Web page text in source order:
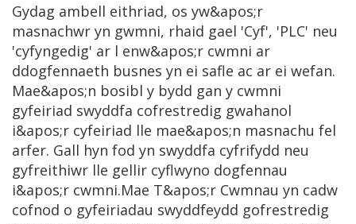
Gydag ambell eithriad, os yw&apos;r
masnachwr yn gwmni, rhaid gael 'Cyf', 'PLC' neu
'cyfyngedig' ar l enw&apos;r cwmni ar
ddogfennaeth busnes yn ei safle ac ar ei wefan.
Mae&apos;n bosibl y bydd gan y cwmni
gyfeiriad swyddfa cofrestredig gwahanol
i&apos;r cyfeiriad lle mae&apos;n masnachu fel
arfer. Gall hyn fod yn swyddfa cyfrifydd neu
gyfreithiwr lle gellir cyflwyno dogfennau
i&apos;r cwmni.Mae T&apos;r Cwmnau yn cadw
cofnod o gyfeiriadau swyddfeydd gofrestredig